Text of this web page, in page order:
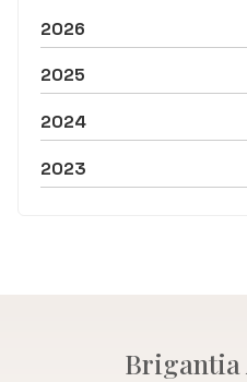
2026
2025
2024
2023
Brigantia